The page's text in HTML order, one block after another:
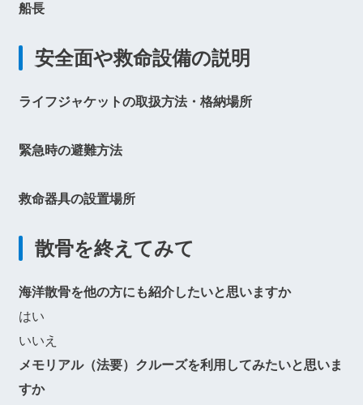
船長
安全面や救命設備の説明
ライフジャケットの取扱方法・格納場所
緊急時の避難方法
救命器具の設置場所
散骨を終えてみて
海洋散骨を他の方にも紹介したいと思いますか
はい
いいえ
メモリアル（法要）クルーズを利用してみたいと思いま
すか